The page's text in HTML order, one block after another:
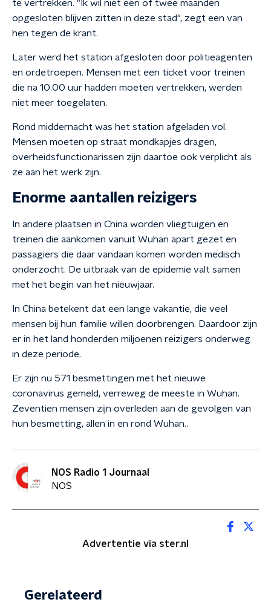
te vertrekken. "Ik wil niet een of twee maanden
opgesloten blijven zitten in deze stad", zegt een van
hen tegen de krant.
Later werd het station afgesloten door politieagenten
en ordetroepen. Mensen met een ticket voor treinen
die na 10.00 uur hadden moeten vertrekken, werden
niet meer toegelaten.
Rond middernacht was het station afgeladen vol.
Mensen moeten op straat mondkapjes dragen,
overheidsfunctionarissen zijn daartoe ook verplicht als
ze aan het werk zijn.
Enorme aantallen reizigers
In andere plaatsen in China worden vliegtuigen en
treinen die aankomen vanuit Wuhan apart gezet en
passagiers die daar vandaan komen worden medisch
onderzocht. De uitbraak van de epidemie valt samen
met het begin van het nieuwjaar.
In China betekent dat een lange vakantie, die veel
mensen bij hun familie willen doorbrengen. Daardoor zijn
er in het land honderden miljoenen reizigers onderweg
in deze periode.
Er zijn nu 571 besmettingen met het nieuwe
coronavirus gemeld, verreweg de meeste in Wuhan.
Zeventien mensen zijn overleden aan de gevolgen van
hun besmetting, allen in en rond Wuhan..
NOS Radio 1 Journaal
NOS
Advertentie via ster.nl
Gerelateerd